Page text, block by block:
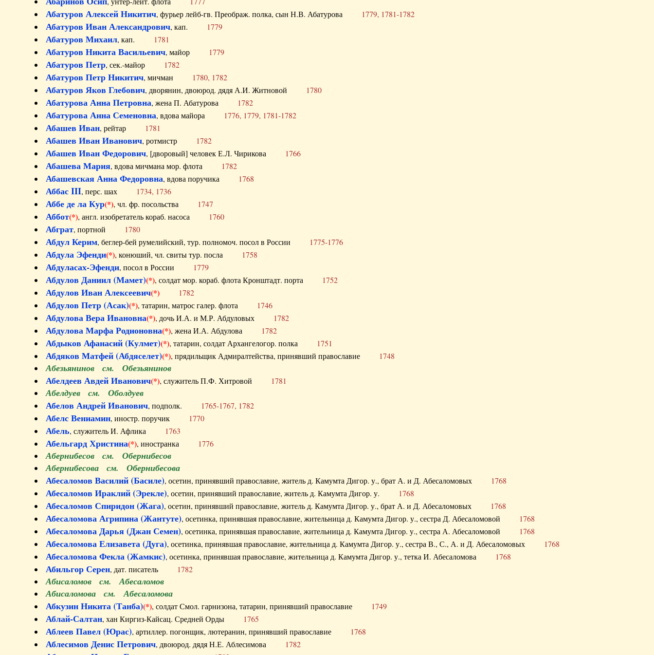
Абатуров Алексей Никитич, фурьер лейб-гв. Преображ. полка, сын Н.В. Абатурова 1779, 1781-1782
Абатуров Иван Александрович, кап. 1779
Абатуров Михаил, кап. 1781
Абатуров Никита Васильевич, майор 1779
Абатуров Петр, сек.-майор 1782
Абатуров Петр Никитич, мичман 1780, 1782
Абатуров Яков Глебович, дворянин, двоюрод. дядя А.И. Житновой 1780
Абатурова Анна Петровна, жена П. Абатурова 1782
Абатурова Анна Семеновна, вдова майора 1776, 1779, 1781-1782
Абашев Иван, рейтар 1781
Абашев Иван Иванович, ротмистр 1782
Абашев Иван Федорович, [дворовый] человек Е.Л. Чирикова 1766
Абашева Мария, вдова мичмана мор. флота 1782
Абашевская Анна Федоровна, вдова поручика 1768
Аббас III, перс. шах 1734, 1736
Аббе де ла Кур(*), чл. фр. посольства 1747
Аббот(*), англ. изобретатель кораб. насоса 1760
Абграт, портной 1780
Абдул Керим, беглер-бей румелийский, тур. полномоч. посол в России 1775-1776
Абдула Эфенди(*), конюший, чл. свиты тур. посла 1758
Абдуласах-Эфенди, посол в России 1779
Абдулов Даниил (Мамет)(*), солдат мор. кораб. флота Кронштадт. порта 1752
Абдулов Иван Алексеевич(*) 1782
Абдулов Петр (Асак)(*), татарин, матрос галер. флота 1746
Абдулова Вера Ивановна(*), дочь И.А. и М.Р. Абдуловых 1782
Абдулова Марфа Родионовна(*), жена И.А. Абдулова 1782
Абдыков Афанасий (Кулмет)(*), татарин, солдат Архангелогор. полка 1751
Абдяков Матфей (Абдяселет)(*), прядильщик Адмиралтейства, принявший православие 1748
Абезьянинов см. Обезьянинов
Абелдеев Авдей Иванович(*), служитель П.Ф. Хитровой 1781
Абелдуев см. Оболдуев
Абелов Андрей Иванович, подполк. 1765-1767, 1782
Абелс Вениамин, иностр. поручик 1770
Абель, служитель И. Афлика 1763
Абельгард Христина(*), иностранка 1776
Абернибесов см. Обернибесов
Абернибесова см. Обернибесова
Абесаломов Василий (Басиле), осетин, принявший православие, житель д. Камумта Дигор. у., брат А. и Д. Абесаломовых 1768
Абесаломов Ираклий (Эрекле), осетин, принявший православие, житель д. Камумта Дигор. у. 1768
Абесаломов Спиридон (Жага), осетин, принявший православие, житель д. Камумта Дигор. у., брат А. и Д. Абесаломовых 1768
Абесаломова Агрипина (Жантуте), осетинка, принявшая православие, жительница д. Камумта Дигор. у., сестра Д. Абесаломовой 1768
Абесаломова Дарья (Джан Семен), осетинка, принявшая православие, жительница д. Камумта Дигор. у., сестра А. Абесаломовой 1768
Абесаломова Елизавета (Дуга), осетинка, принявшая православие, жительница д. Камумта Дигор. у., сестра В., С., А. и Д. Абесаломовых 1768
Абесаломова Фекла (Жамкис), осетинка, принявшая православие, жительница д. Камумта Дигор. у., тетка И. Абесаломова 1768
Абильгор Серен, дат. писатель 1782
Абисаломов см. Абесаломов
Абисаломова см. Абесаломова
Абкузин Никита (Танба)(*), солдат Смол. гарнизона, татарин, принявший православие 1749
Аблай-Салтан, хан Киргиз-Кайсац. Средней Орды 1765
Аблеев Павел (Юрас), артиллер. погонщик, лютеранин, принявший православие 1768
Аблесимов Денис Петрович, двоюрод. дядя Н.Е. Аблесимова 1782